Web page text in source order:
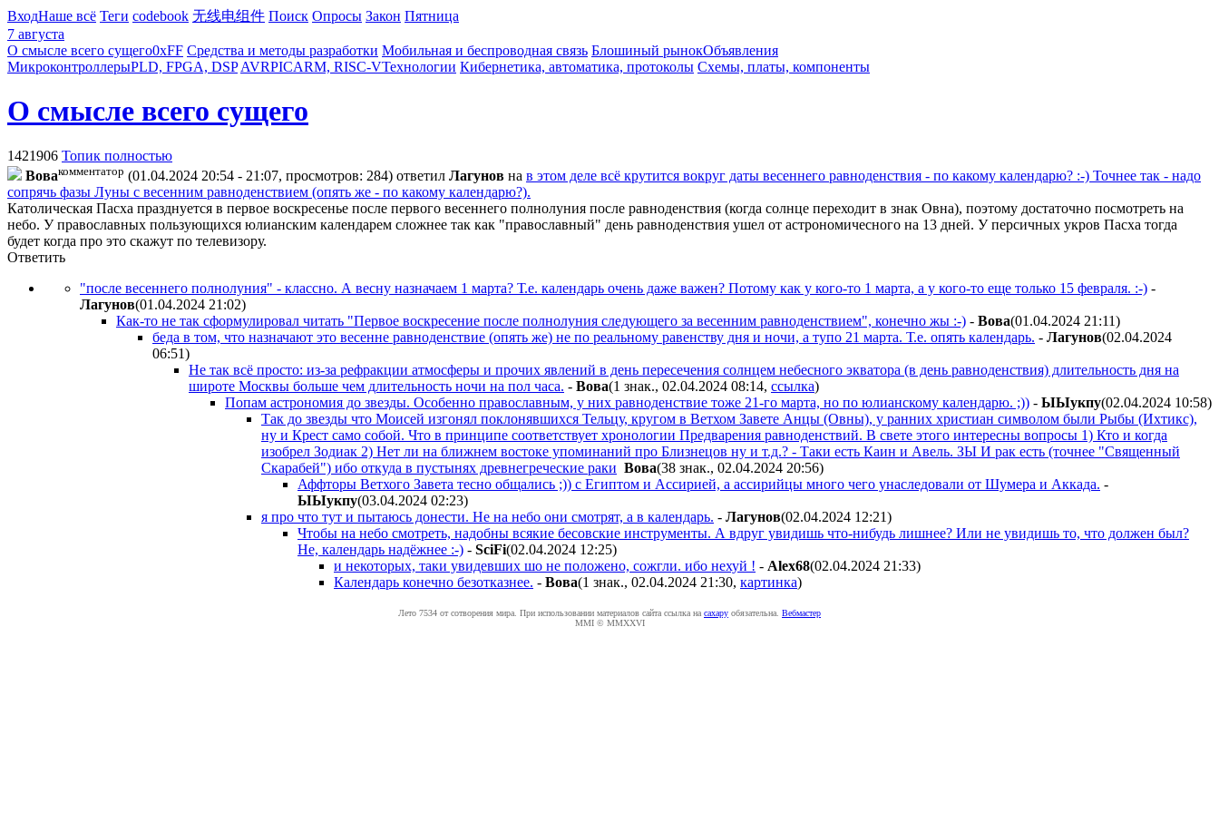
ВходНаше всё Теги codebook 无线电组件 Поиск Опросы Закон Пятница
7 августа
О смысле всего сущего0xFF Средства и методы разработки Мобильная и беспроводная связь Блошиный рынокОбъявления
МикроконтроллерыPLD, FPGA, DSP AVRPICARM, RISC-VТехнологии Кибернетика, автоматика, протоколы Схемы, платы, компоненты
О смысле всего сущего
1421906 Топик полностью
Boвaкомментатор (01.04.2024 20:54 - 21:07, просмотров: 284) ответил Лaгyнoв на в этом деле всё крутится вокруг даты весеннего равноденствия - по какому календарю? :-) Точнее так - надо
сопрячь фазы Луны с весенним равноденствием (опять же - по какому календарю?).
Католическая Пасха празднуется в первое воскресенье после первого весеннего полнолуния после равноденствия (когда солнце переходит в знак Овна), поэтому достаточно посмотреть на
небо. У православных пользующихся юлианским календарем сложнее так как "православный" день равноденствия ушел от астрономичесного на 13 дней. У персичных укров Пасха тогда
будет когда про это скажут по телевизору.
Ответить
"после весеннего полнолуния" - классно. А весну назначаем 1 марта? Т.е. календарь очень даже важен? Потому как у кого-то 1 марта, а у кого-то еще только 15 февраля. :-) -
Лaгyнoв(01.04.2024 21:02)
Как-то не так сформулировал читать "Первое воскресение после полнолуния следующего за весенним равноденствием", конечно жы :-) - Boвa(01.04.2024 21:11)
беда в том, что назначают это весенне равноденствие (опять же) не по реальному равенству дня и ночи, а тупо 21 марта. Т.е. опять календарь. - Лaгyнoв(02.04.2024
06:51)
Не так всё просто: из-за рефракции атмосферы и прочих явлений в день пересечения солнцем небесного экватора (в день равноденствия) длительность дня на
широте Москвы больше чем длительность ночи на пол часа. - Boвa(1 знак., 02.04.2024 08:14, ссылка)
Попам астрономия до звезды. Особенно православным, у них равноденствие тоже 21-го марта, но по юлианскому календарю. ;)) - ЫЫyкпy(02.04.2024 10:58)
Так до звезды что Моисей изгонял поклонявшихся Тельцу, кругом в Ветхом Завете Анцы (Овны), у ранних христиан символом были Рыбы (Ихтикс),
ну и Крест само собой. Что в принципе соответствует хронологии Предварения равноденствий. В свете этого интересны вопросы 1) Кто и когда
изобрел Зодиак 2) Нет ли на ближнем востоке упоминаний про Близнецов ну и т.д.? - Таки есть Каин и Авель. ЗЫ И рак есть (точнее "Священный
Скарабей") ибо откуда в пустынях древнегреческие раки Boвa(38 знак., 02.04.2024 20:56)
Аффторы Ветхого Завета тесно общались ;)) с Египтом и Ассирией, а ассирийцы много чего унаследовали от Шумера и Аккада. -
ЫЫyкпy(03.04.2024 02:23)
я про что тут и пытаюсь донести. Не на небо они смотрят, а в календарь. - Лaгyнoв(02.04.2024 12:21)
Чтобы на небо смотреть, надобны всякие бесовские инструменты. А вдруг увидишь что-нибудь лишнее? Или не увидишь то, что должен был?
Не, календарь надёжнее :-) - SciFi(02.04.2024 12:25)
и некоторых, таки увидевших шо не положено, сожгли. ибо нехуй ! - Alex68(02.04.2024 21:33)
Календарь конечно безотказнее. - Boвa(1 знак., 02.04.2024 21:30, картинка)
Лето 7534 от сотворения мира. При использовании материалов сайта ссылка на caxapу обязательна. Вебмастер
MMI © MMXXVI